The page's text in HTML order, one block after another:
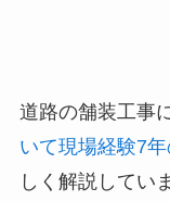
道路の舗装工事
いて現場経験7
しく解説してい